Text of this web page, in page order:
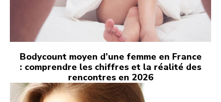
Bodycount moyen d’une femme en France
: comprendre les chiffres et la réalité des
rencontres en 2026